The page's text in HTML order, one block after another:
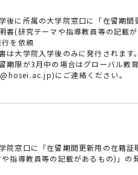
後に所属の大学院窓口に「在留期間
書(研究テーマや指導教員等の記載
を依頼
は大学院入学後のみに発行されます
期限が3月中の場合はグローバル教
にご連絡ください。
院窓口に「在留期間更新用の在籍証
指導教員等の記載があるもの)」の